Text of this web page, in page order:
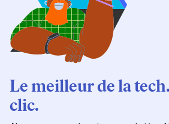
Le meilleur de la
clic.